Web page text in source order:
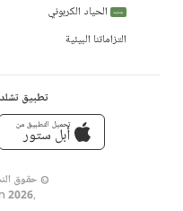
جديد
الحياد الكربوني
التزاماتنا البيئية
تطبيق
تحميل التطبيق من
أبل ستور
© حقوق
,
2026